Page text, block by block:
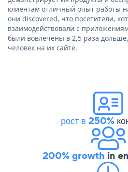
клиентам отличный опыт работы
они discovered, что посетители,
взаимодействовали с
были вовлечены в 2,5 раза
человек на их сайте.
рост в 250%
200% growth in